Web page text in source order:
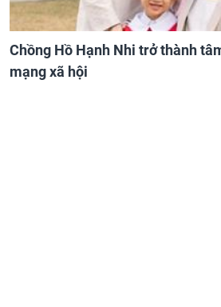
Chồng Hồ Hạnh Nhi trở thành
mạng xã hội